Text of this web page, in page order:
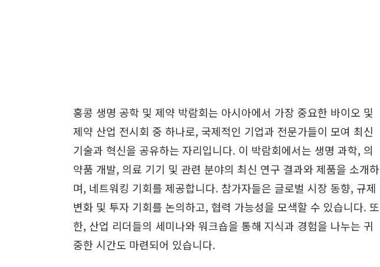
홍콩 생명 공학 및 제약 박람회는 아시아에서 가장 중요한 바이오 및
제약 산업 전시회 중 하나로, 국제적인 기업과 전문가들이 모여 최신
기술과 혁신을 공유하는 자리입니다. 이 박람회에서는 생명 과학, 의
약품 개발, 의료 기기 및 관련 분야의 최신 연구 결과와 제품을 소개하
며, 네트워킹 기회를 제공합니다. 참가자들은 글로벌 시장 동향, 규제
변화 및 투자 기회를 논의하고, 협력 가능성을 모색할 수 있습니다. 또
한, 산업 리더들의 세미나와 워크숍을 통해 지식과 경험을 나누는 귀
중한 시간도 마련되어 있습니다.